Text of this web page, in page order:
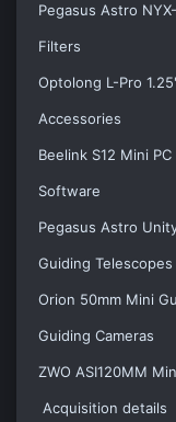
Pegasus Astro
Filters
Optolong L-Pro
Accessories
Beelink S12 Mini
Software
Pegasus Astro
Guiding
Orion 50mm Mini
Guiding Cameras
ZWO ASI120MM
Acquisition details